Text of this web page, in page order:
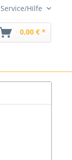
Service/Hilfe
0,00 € *